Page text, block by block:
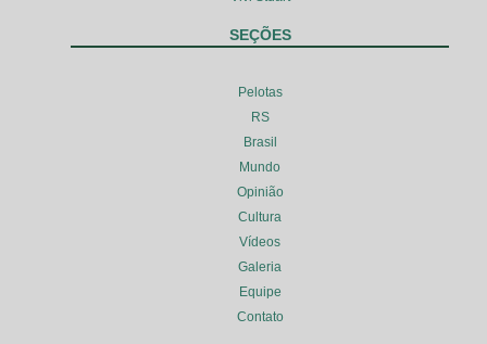
SEÇÕES
Pelotas
RS
Brasil
Mundo
Opinião
Cultura
Vídeos
Galeria
Equipe
Contato